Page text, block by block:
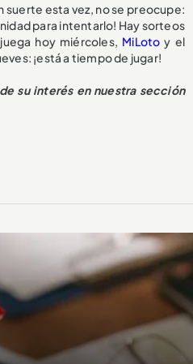
suerte esta vez, no se preocupe:
para intentarlo! Hay sorteos
hoy miércoles, MiLoto y el
¡está a tiempo de jugar!
su interés en nuestra sección